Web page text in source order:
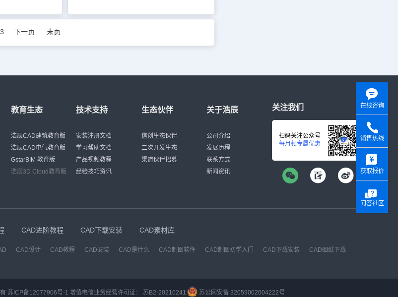
GB/T 1800.2-1998
表示。标准公差分
位于零线之上，下
基本偏差。下图为
同，互相结合的孔
，为满足不同的设
类型的配合： 间隙
隙等于零）。 过
也可能具有过
准制，即基孔制和
同的配合的一种制
合中的孔称基准
注”-“半径”选项，进行标注R45的半径尺寸，命令
的直径尺寸，执行结果如下图所示： 15、进行绘
对话框。 17、点击“符号”的按钮，在出现的“特征
放在绘图区域的引线位置。 18、重复“形位公差”
的标注方法，我们继续进行凸轮卡爪上其他形位公
差标注，执行结果如下图所示: 19、绘制出基准符
选项，从而绘制基准符号。执行结果如下图所示:
掌握了！
），输入0.05，点
的线性尺寸，弹出“特性”对话框，在［标注前缀］
输入%%C；［显示公差］选择极限偏差；［公差
［公差下偏差］输入0.041；［公差上偏差］输入
字高度］输入0.7。关闭“特性”对话框。 方法四：
利用“替代当前样式”标注。调出“标注样式管理
器”对话框，选择“替代当前样式”，在“主单位选项
CAD公差标注功能的介绍，大家一定要好好掌
大的帮助。
法一： 使用输入
标注命令后，从
输入尺寸文本而替
回车，用光标确定
寸标注命令后，
前样式”标注 调出
“替代当前样式”，
注命令标注尺寸。
单击［确定］，用
注命令后，调出
型中选择新建
＾－0.041并且
，在［标注前缀］
CAD公差标注的技巧： 1、启动CAD软件，使用
置，切换到公差选项，然后点确认； 3、按绘图窗
还需要使用一些标注技巧，可以帮助我们快速完成
网进行查看。
3 下一页 末页
教育生态
浩辰CAD建筑教育版
浩辰CAD电气教育版
GstarBIM 教育版
浩辰3D Cloud教育版
技术支持
安装注册文档
学习帮助文档
产品视频教程
经验技巧资讯
生态伙伴
信创生态伙伴
二次开发生态
渠道伙伴招募
关于浩辰
公司介绍
发展历程
联系方式
新闻资讯
关注我们
扫码关注公众号
每月领专属优惠
CAD进阶教程 CAD下载安装 CAD素材库
CAD设计 CAD教程 CAD安装 CAD是什么 CAD制图软件 CAD制图初学入门 CAD下载安装
CAD图纸下载
苏ICP备12077906号-1 增值电信业务经营许可证： 苏B2-20210241 苏公网安备 32059002004222号
在线咨询
销售热线
获取报价
问答社区